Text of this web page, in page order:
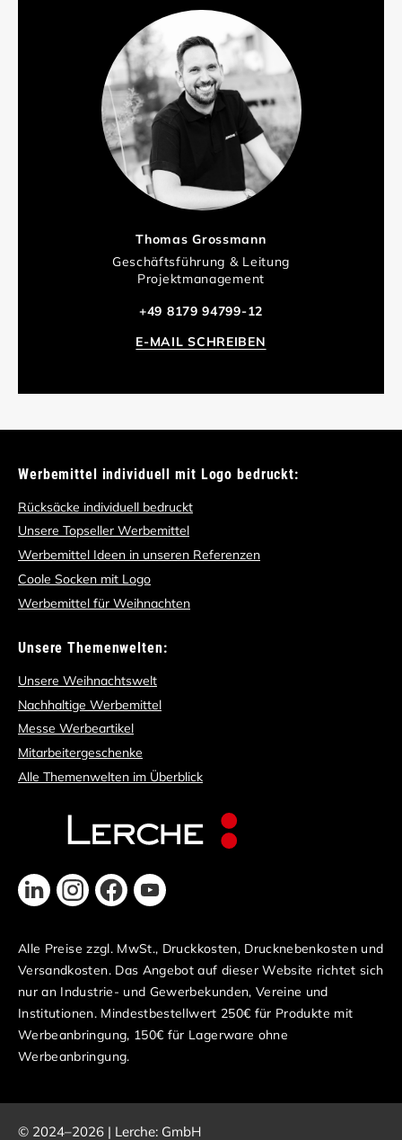
Thomas Grossmann
Geschäftsführung & Leitung
Projektmanagement
+49 8179 94799-12
E-MAIL SCHREIBEN
Werbemittel individuell mit Logo bedruckt:
Rücksäcke individuell bedruckt
Unsere Topseller Werbemittel
Werbemittel Ideen in unseren Referenzen
Coole Socken mit Logo
Werbemittel für Weihnachten
Unsere Themenwelten:
Unsere Weihnachtswelt
Nachhaltige Werbemittel
Messe Werbeartikel
Mitarbeitergeschenke
Alle Themenwelten im Überblick
Alle Preise zzgl. MwSt., Druckkosten, Drucknebenkosten und
Versandkosten. Das Angebot auf dieser Website richtet sich
nur an Industrie- und Gewerbekunden, Vereine und
Institutionen. Mindestbestellwert 250€ für Produkte mit
Werbeanbringung, 150€ für Lagerware ohne
Werbeanbringung.
© 2024–2026 | Lerche: GmbH